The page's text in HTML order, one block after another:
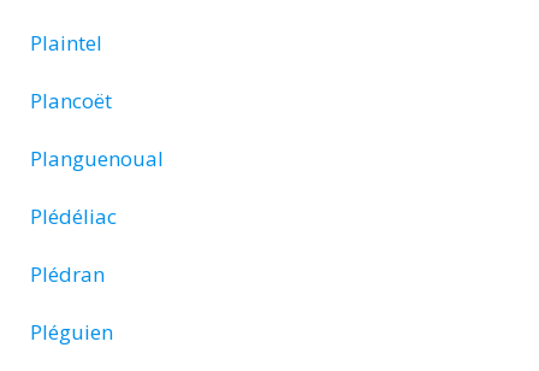
Plaintel
Plancoët
Planguenoual
Plédéliac
Plédran
Pléguien